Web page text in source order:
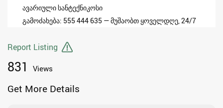
ავარიული სანტექნიკოსი
გამოძახება: 555 444 635 — მუშაობთ ყოველდღე, 24/7
Report Listing
831 Views
Get More Details